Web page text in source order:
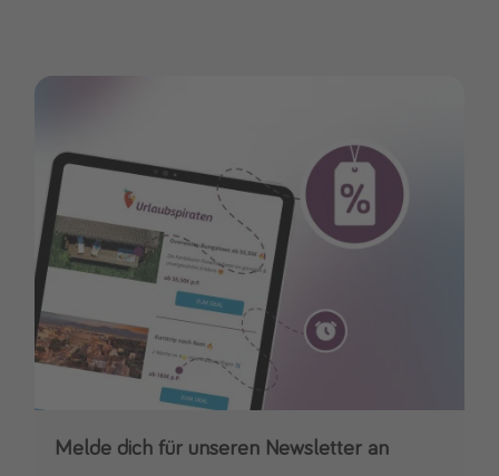
Melde dich für unseren Newsletter an
Downloade unsere App